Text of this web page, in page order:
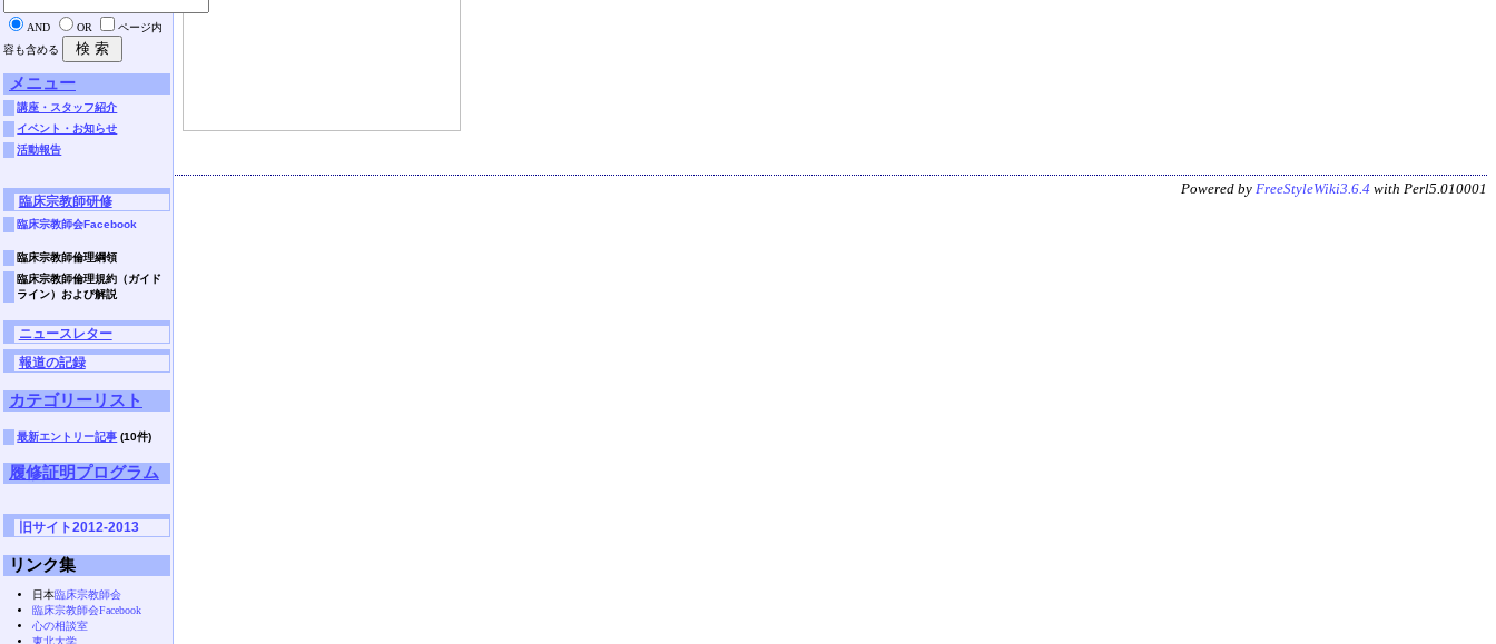
AND OR
ページ内
容も含める
メニュー
講座・スタッフ紹介
イベント・お知らせ
活動報告
臨床宗教師研修
臨床宗教師会Facebook
臨床宗教師倫理綱領
臨床宗教師倫理規約（ガイド
ライン）および解説
ニュースレター
報道の記録
カテゴリーリスト
最新エントリー記事 (10件)
履修証明プログラム
旧サイト2012-2013
リンク集
日本臨床宗教師会
臨床宗教師会Facebook
心の相談室
東北大学
Powered by FreeStyleWiki3.6.4 with Perl5.010001